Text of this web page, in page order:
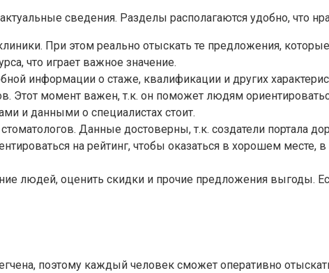
сведения. Разделы располагаются удобно, что
При этом реально отыскать те предложения, которые
что играет важное значение.
информации о стаже, квалификации и других
Этот момент важен, т.к. он поможет людям
и данными о специалистах стоит.
Данные достоверны, т.к. создатели портала
на рейтинг, чтобы оказаться в хорошем месте, в
людей, оценить скидки и прочие предложения выгоды.
поэтому каждый человек сможет оперативно